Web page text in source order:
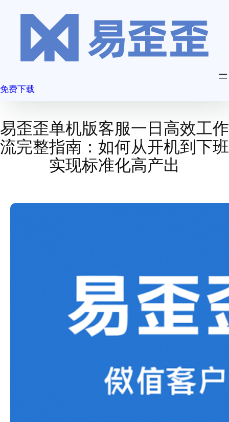
免费下载
易歪歪单机版客服一日高效工作
流完整指南：如何从开机到下班
实现标准化高产出